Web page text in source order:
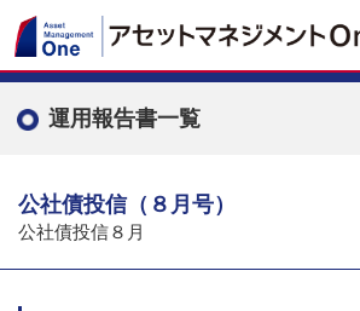
運用報告書一覧
公社債投信（８月号）
公社債投信８月